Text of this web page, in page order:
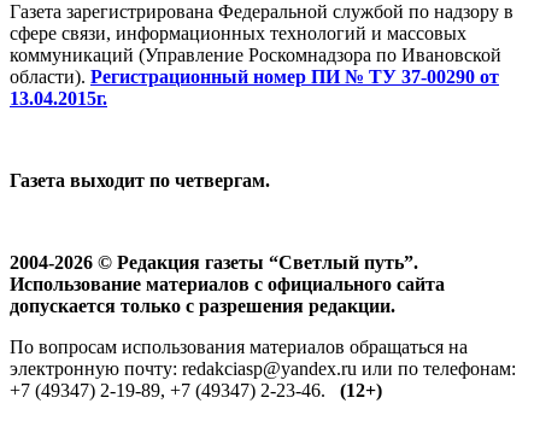
Газета зарегистрирована Федеральной службой по надзору в
сфере связи, информационных технологий и массовых
коммуникаций (Управление Роскомнадзора по Ивановской
области). Регистрационный номер ПИ № ТУ 37-00290 от
13.04.2015г.
Газета выходит по четвергам.
2004-2026 © Редакция газеты “Светлый путь”.
Использование материалов с официального сайта
допускается только с разрешения редакции.
По вопросам использования материалов обращаться на
электронную почту: redakciasp@yandex.ru или по телефонам:
+7 (49347) 2-19-89, +7 (49347) 2-23-46. (12+)